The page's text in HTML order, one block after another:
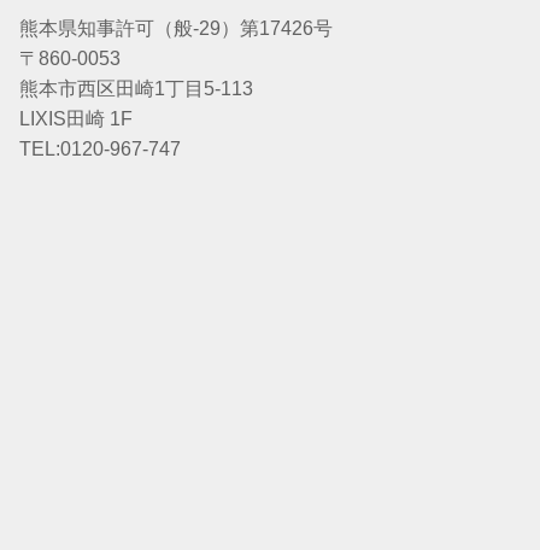
熊本県知事許可（般-29）第17426号
〒860-0053
熊本市西区田崎1丁目5-113
LIXIS田崎 1F
TEL:0120-967-747